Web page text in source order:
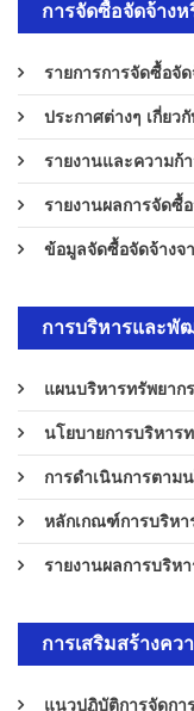
การจัดซื้อจัดจ้าง
รายการการจัดซื้อจั
ประกาศต่างๆ เกี่ยว
รายงานและความก้
รายงานผลการจัดซื้
ข้อมูลจัดซื้อจัดจ้างจ
การบริหารและพั
แผนบริหารทรัพยาก
นโยบายการบริหาร
การดำเนินการตาม
หลักเกณฑ์การบริห
รายงานผลการบริห
การเสริมสร้างคว
แนวปฏิบัติการจัดกา